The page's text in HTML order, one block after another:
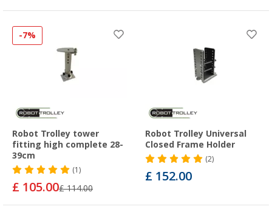
-7%
Robot Trolley tower
fitting high complete 28-
39cm
(1)
£ 105.00£ 114.00
Robot Trolley Universal
Closed Frame Holder
(2)
£ 152.00